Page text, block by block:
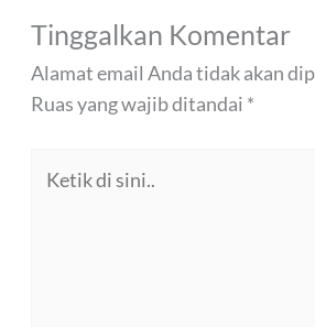
Tinggalkan Komentar
Alamat email Anda tidak akan
Ruas yang wajib ditandai *